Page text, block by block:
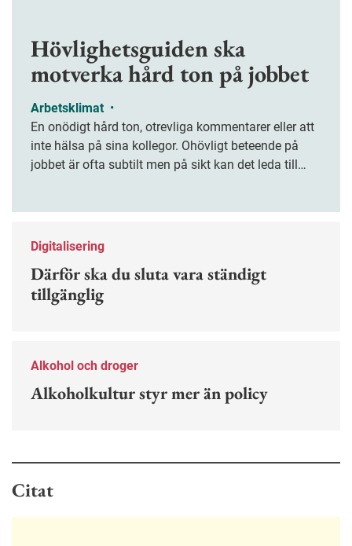
Hövlighetsguiden ska
motverka hård ton på jobbet
Arbetsklimat •
En onödigt hård ton, otrevliga kommentarer eller att
inte hälsa på sina kollegor. Ohövligt beteende på
jobbet är ofta subtilt men på sikt kan det leda till
Digitalisering
Därför ska du sluta vara ständigt
tillgänglig
Alkohol och droger
Alkoholkultur styr mer än policy
Citat